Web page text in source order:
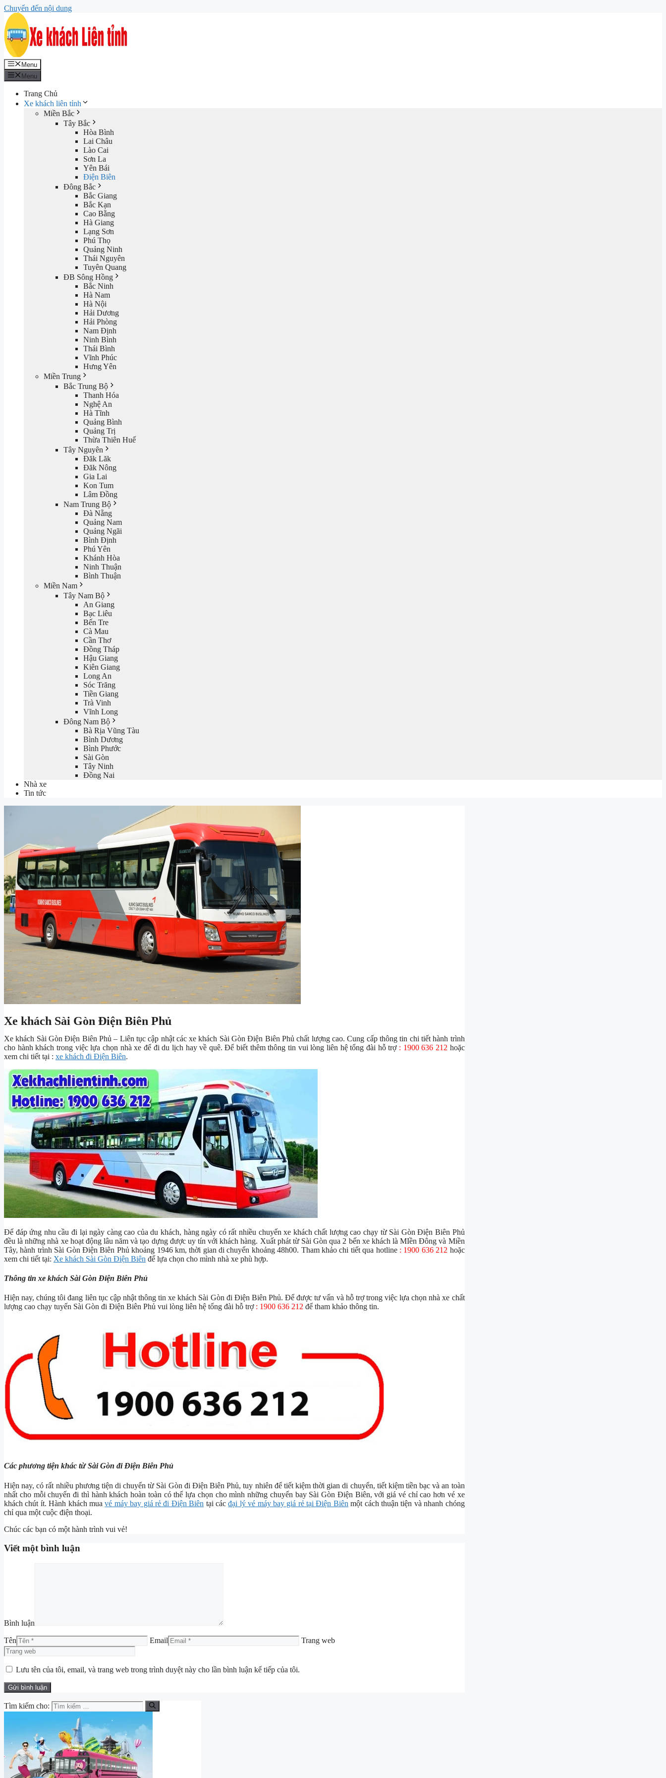
Chuyển đến nội dung
Menu
Menu
Trang Chủ
Xe khách liên tỉnh
Miền Bắc
Tây Bắc
Hòa Bình
Lai Châu
Lào Cai
Sơn La
Yên Bái
Điện Biên
Đông Bắc
Bắc Giang
Bắc Kạn
Cao Bằng
Hà Giang
Lạng Sơn
Phú Thọ
Quảng Ninh
Thái Nguyên
Tuyên Quang
ĐB Sông Hồng
Bắc Ninh
Hà Nam
Hà Nội
Hải Dương
Hải Phòng
Nam Định
Ninh Bình
Thái Bình
Vĩnh Phúc
Hưng Yên
Miền Trung
Bắc Trung Bộ
Thanh Hóa
Nghệ An
Hà Tĩnh
Quảng Bình
Quảng Trị
Thừa Thiên Huế
Tây Nguyên
Đăk Lăk
Đăk Nông
Gia Lai
Kon Tum
Lâm Đồng
Nam Trung Bộ
Đà Nẵng
Quảng Nam
Quảng Ngãi
Bình Định
Phú Yên
Khánh Hòa
Ninh Thuận
Bình Thuận
Miền Nam
Tây Nam Bộ
An Giang
Bạc Liêu
Bến Tre
Cà Mau
Cần Thơ
Đồng Tháp
Hậu Giang
Kiên Giang
Long An
Sóc Trăng
Tiền Giang
Trà Vinh
Vĩnh Long
Đông Nam Bộ
Bà Rịa Vũng Tàu
Bình Dương
Bình Phước
Sài Gòn
Tây Ninh
Đồng Nai
Nhà xe
Tin tức
Xe khách Sài Gòn Điện Biên Phủ
Xe khách Sài Gòn Điện Biên Phủ – Liên tục cập nhật các xe khách Sài Gòn Điện Biên Phủ chất lượng cao. Cung cấp thông tin chi tiết hành trình
cho hành khách trong việc lựa chọn nhà xe để đi du lịch hay về quê. Để biết thêm thông tin vui lòng liên hệ tổng đài hỗ trợ : 1900 636 212 hoặc
xem chi tiết tại : xe khách đi Điện Biên.
Để đáp ứng nhu cầu đi lại ngày càng cao của du khách, hàng ngày có rất nhiều chuyến xe khách chất lượng cao chạy từ Sài Gòn Điện Biên Phủ
đều là những nhà xe hoạt động lâu năm và tạo dựng được uy tín với khách hàng. Xuất phát từ Sài Gòn qua 2 bến xe khách là MIền Đông và Miền
Tây, hành trình Sài Gòn Điện Biên Phủ khoảng 1946 km, thời gian di chuyển khoảng 48h00. Tham khảo chi tiết qua hotline : 1900 636 212 hoặc
xem chi tiết tại: Xe khách Sài Gòn Điện Biên để lựa chọn cho mình nhà xe phù hợp.
Thông tin xe khách Sài Gòn Điện Biên Phủ
Hiện nay, chúng tôi đang liên tục cập nhật thông tin xe khách Sài Gòn đi Điện Biên Phủ. Để được tư vấn và hỗ trợ trong việc lựa chọn nhà xe chất
lượng cao chạy tuyến Sài Gòn đi Điện Biên Phủ vui lòng liên hệ tổng đài hỗ trợ : 1900 636 212 để tham khảo thông tin.
Các phương tiện khác từ Sài Gòn đi Điện Biên Phủ
Hiện nay, có rất nhiều phương tiện di chuyển từ Sài Gòn đi Điện Biên Phủ, tuy nhiên để tiết kiệm thời gian di chuyển, tiết kiệm tiền bạc và an toàn
nhất cho mỗi chuyến đi thì hành khách hoàn toàn có thể lựa chọn cho mình những chuyến bay Sài Gòn Điện Biên, với giá vé chỉ cao hơn vé xe
khách chút ít. Hành khách muavé máy bay giá rẻ đi Điện Biên tại cácđại lý vé máy bay giá rẻ tại Điện Biên một cách thuận tiện và nhanh chóng
chỉ qua một cuộc điện thoại.
Chúc các bạn có một hành trình vui vẻ!
Viết một bình luận
Bình luận
Tên Email Trang web
Lưu tên của tôi, email, và trang web trong trình duyệt này cho lần bình luận kế tiếp của tôi.
Tìm kiếm cho: